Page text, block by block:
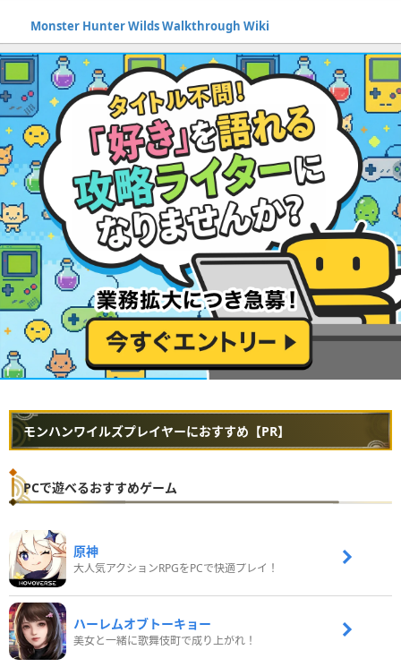
Monster Hunter Wilds Walkthrough Wiki
モンハンワイルズプレイヤーにおすすめ【PR】
PCで遊べるおすすめゲーム
原神
大人気アクションRPGをPCで快適プレイ！
ハーレムオブトーキョー
美女と一緒に歌舞伎町で成り上がれ！